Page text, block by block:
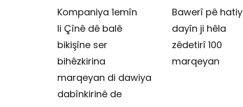
Kompaniya 1emîn
li Çînê dê balê
bikişîne ser
bihêzkirina
marqeyan di dawiya
dabînkirinê de
Bawerî pê
dayîn ji hêla
zêdetirî 100
marqeyan